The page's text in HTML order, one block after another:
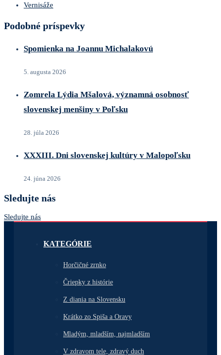
Vernisáže
Podobné príspevky
Spomienka na Joannu Michalakovú
5. augusta 2026
Zomrela Lýdia Mšalová, významná osobnosť
slovenskej menšiny v Poľsku
28. júla 2026
XXXIII. Dni slovenskej kultúry v Malopoľsku
24. júna 2026
Sledujte nás
Sledujte nás
KATEGÓRIE
Horčičné zrnko
Čriepky z histórie
Z diania na Slovensku
Krátko zo Spiša a Oravy
Mladým, mladším, najmladším
V zdravom tele, zdravý duch